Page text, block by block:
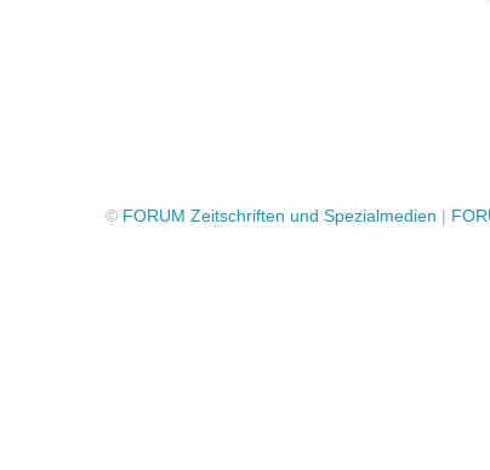
© FORUM Zeitschriften und Spezialmedien |